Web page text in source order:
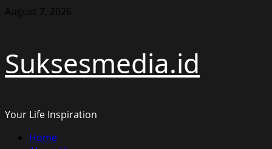
Skip
August 7, 2026
Suksesmedia.id
Your Life Inspiration
PrimaryHome